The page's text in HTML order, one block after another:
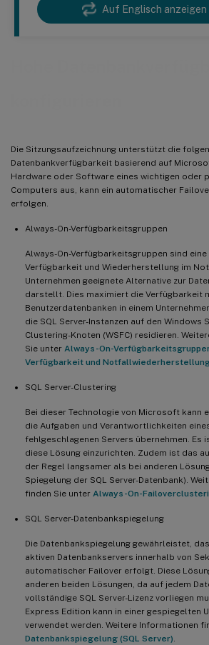
Auf Englisch anzeigen
Die Sitzungsaufzeichnung unterstützt die
Datenbankverfügbarkeit basierend auf
Hardware oder Software eines wichtigen oder
Computers aus, kann ein automatischer
erfolgen.
Always-On-Verfügbarkeitsgruppen
Always-On-Verfügbarkeitsgruppen sind
Verfügbarkeit und Wiederherstellung im
Unternehmen geeignete Alternative zur
darstellt. Dies maximiert die Verfügbarkeit
Benutzerdatenbanken in einem
die SQL Server-Instanzen auf den Windows
Clustering-Knoten (WSFC) residieren.
Sie unter Always-On-
Verfügbarkeit und
SQL Server-Clustering
Bei dieser Technologie von Microsoft kann
die Aufgaben und Verantwortlichkeiten
fehlgeschlagenen Servers übernehmen. Es
diese Lösung einzurichten. Zudem ist das
der Regel langsamer als bei anderen
Spiegelung der SQL Server-Datenbank).
finden Sie unter Always-On-
SQL Server-Datenbankspiegelung
Die Datenbankspiegelung gewährleistet,
aktiven Datenbankservers innerhalb von
automatischer Failover erfolgt. Diese
anderen beiden Lösungen, da auf jedem
vollständige SQL Server-Lizenz vorliegen
Express Edition kann in einer gespiegelten
verwendet werden. Weitere Informationen
Datenbankspiegelung (SQL Server)